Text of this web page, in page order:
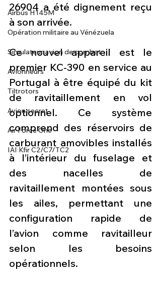
Airbus H145M
Opération militaire au Vénézuela
Simulateur avion de combat
Avionneurs
Tiltrotors
Avion secret
Air Force One
IAI Kfir C2/C7/TC2
26904 a été dignement reçu
à son arrivée.
Ce nouvel appareil est le
premier KC-390 en service au
Portugal à être équipé du kit
de ravitaillement en vol
optionnel. Ce système
comprend des réservoirs de
carburant amovibles installés
à l’intérieur du fuselage et
des nacelles de
ravitaillement montées sous
les ailes, permettant une
configuration rapide de
l’avion comme ravitailleur
selon les besoins
opérationnels.